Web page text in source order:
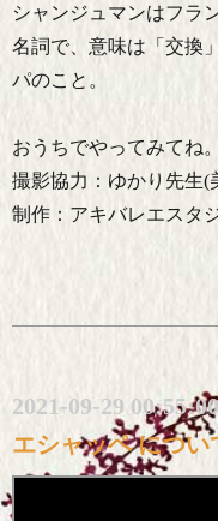
シャンジュマンはフラ
名詞で、意味は「交換
パのこと。
おうちでやってみてね。
撮影協力：ゆかり先生(
制作：アキバレエスタ
2021-09-29 00:55:00
エシャッペ につい